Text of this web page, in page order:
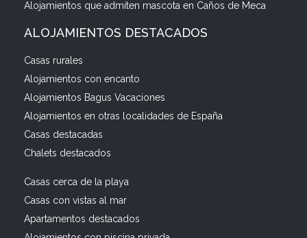
Alojamientos que admiten mascota en Caños de Meca
ALOJAMIENTOS DESTACADOS
Casas rurales
Alojamientos con encanto
Alojamientos Bagus Vacaciones
Alojamientos en otras localidades de España
Casas destacadas
Chalets destacados
Casas cerca de la playa
Casas con vistas al mar
Apartamentos destacados